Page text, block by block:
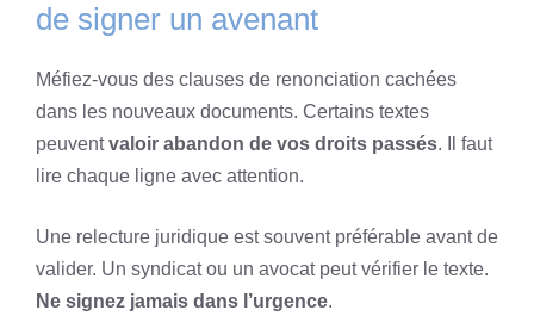
de signer un avenant
Méfiez-vous des clauses de renonciation cachées
dans les nouveaux documents. Certains textes
peuventvaloir abandon de vos droits passés. Il faut
lire chaque ligne avec attention.
Une relecture juridique est souvent préférable avant de
valider. Un syndicat ou un avocat peut vérifier le texte.
Ne signez jamais dans l’urgence.